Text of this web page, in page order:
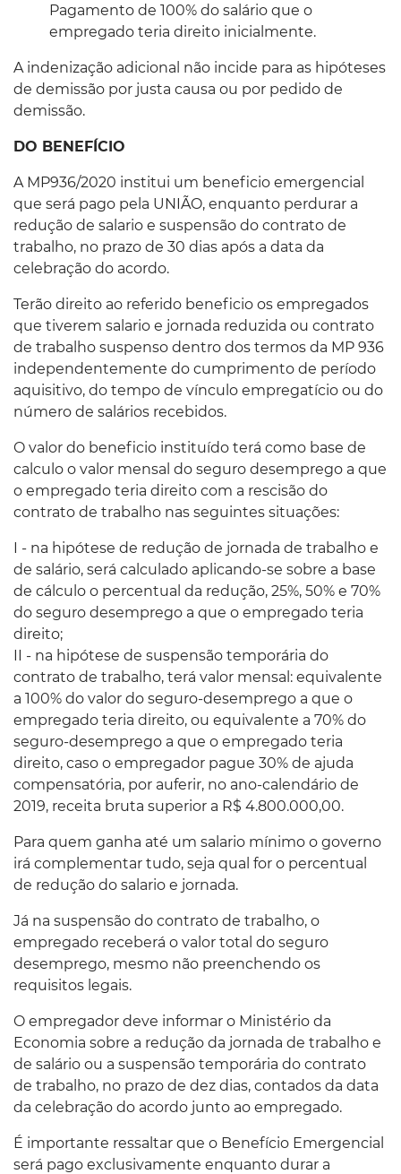
Pagamento de 100% do salário que o
empregado teria direito inicialmente.
A indenização adicional não incide para as hipóteses
de demissão por justa causa ou por pedido de
demissão.
DO BENEFÍCIO
A MP936/2020 institui um beneficio emergencial
que será pago pela UNIÃO, enquanto perdurar a
redução de salario e suspensão do contrato de
trabalho, no prazo de 30 dias após a data da
celebração do acordo.
Terão direito ao referido beneficio os empregados
que tiverem salario e jornada reduzida ou contrato
de trabalho suspenso dentro dos termos da MP 936
independentemente do cumprimento de período
aquisitivo, do tempo de vínculo empregatício ou do
número de salários recebidos.
O valor do beneficio instituído terá como base de
calculo o valor mensal do seguro desemprego a que
o empregado teria direito com a rescisão do
contrato de trabalho nas seguintes situações:
I - na hipótese de redução de jornada de trabalho e
de salário, será calculado aplicando-se sobre a base
de cálculo o percentual da redução, 25%, 50% e 70%
do seguro desemprego a que o empregado teria
direito;
II - na hipótese de suspensão temporária do
contrato de trabalho, terá valor mensal: equivalente
a 100% do valor do seguro-desemprego a que o
empregado teria direito, ou equivalente a 70% do
seguro-desemprego a que o empregado teria
direito, caso o empregador pague 30% de ajuda
compensatória, por auferir, no ano-calendário de
2019, receita bruta superior a R$ 4.800.000,00.
Para quem ganha até um salario mínimo o governo
irá complementar tudo, seja qual for o percentual
de redução do salario e jornada.
Já na suspensão do contrato de trabalho, o
empregado receberá o valor total do seguro
desemprego, mesmo não preenchendo os
requisitos legais.
O empregador deve informar o Ministério da
Economia sobre a redução da jornada de trabalho e
de salário ou a suspensão temporária do contrato
de trabalho, no prazo de dez dias, contados da data
da celebração do acordo junto ao empregado.
É importante ressaltar que o Benefício Emergencial
será pago exclusivamente enquanto durar a